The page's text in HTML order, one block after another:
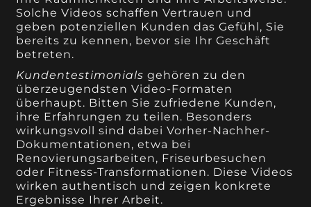
Solche Videos schaffen Vertrauen und
geben potenziellen Kunden das Gefühl, Sie
bereits zu kennen, bevor sie Ihr Geschäft
betreten.
Kundentestimonials gehören zu den
überzeugendsten Video-Formaten
überhaupt. Bitten Sie zufriedene Kunden,
ihre Erfahrungen zu teilen. Besonders
wirkungsvoll sind dabei Vorher-Nachher-
Dokumentationen, etwa bei
Renovierungsarbeiten, Friseurbesuchen
oder Fitness-Transformationen. Diese Videos
wirken authentisch und zeigen konkrete
Ergebnisse Ihrer Arbeit.